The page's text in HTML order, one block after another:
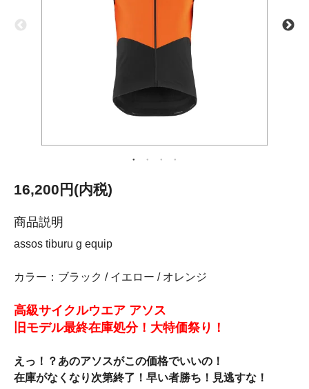
16,200円(内税)
商品説明
assos tiburu g equip
カラー：ブラック / イエロー / オレンジ
高級サイクルウエア アソス
旧モデル最終在庫処分！大特価祭り！
えっ！？あのアソスがこの価格でいいの！
在庫がなくなり次第終了！早い者勝ち！見逃すな！